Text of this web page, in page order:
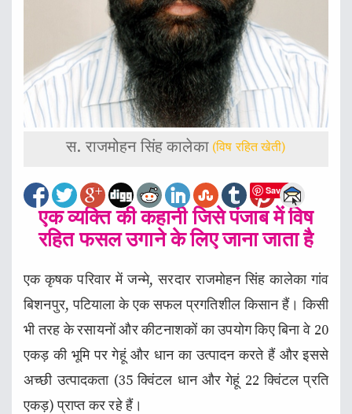
स. राजमोहन सिंह कालेका (विष रहित खेती)
Save
एक व्यक्ति की कहानी जिसे पंजाब में विष
रहित फसल उगाने के लिए जाना जाता है
एक कृषक परिवार में जन्मे, सरदार राजमोहन सिंह कालेका गांव
बिशनपुर, पटियाला के एक सफल प्रगतिशील किसान हैं। किसी
भी तरह के रसायनों और कीटनाशकों का उपयोग किए बिना वे 20
एकड़ की भूमि पर गेहूं और धान का उत्पादन करते हैं और इससे
अच्छी उत्पादकता (35 क्विंटल धान और गेहूं 22 क्विंटल प्रति
एकड़) प्राप्त कर रहे हैं।